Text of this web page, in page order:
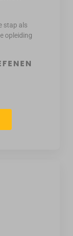
stap als
opleiding